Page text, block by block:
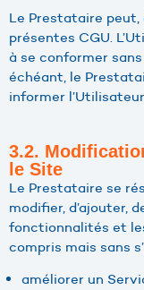
Le Prestataire
présentes CGU.
à se conformer
échéant, le
informer
3.2.
le Site
Le Prestataire se
modifier, d’ajouter,
fonctionnalités et
compris mais sans
améliorer un